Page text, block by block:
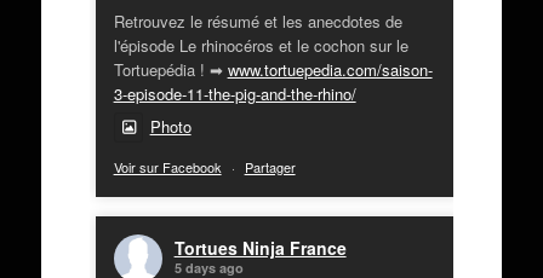
Retrouvez le résumé et les anecdotes de
l'épisode Le rhinocéros et le cochon sur le
Tortuepédia ! ➡ www.tortuepedia.com/saison-
3-episode-11-the-pig-and-the-rhino/
Photo
Voir sur Facebook · Partager
Tortues Ninja France
5 days ago